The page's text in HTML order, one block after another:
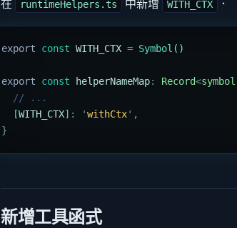
在 runtimeHelpers.ts 中新增 WITH_CTX ．
export const WITH_CTX = Symbol ()
export const helperNameMap: Record<symbol
  // ...
  [
WITH_CTX] : 'withCtx' ,
}
新增工具函式